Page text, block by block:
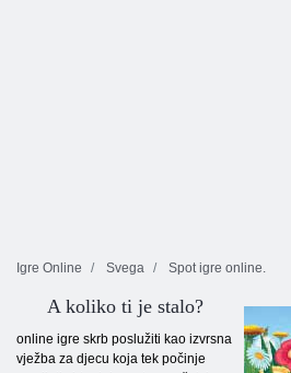
Igre Online Svega Spot igre online.
A koliko ti je stalo?
online igre skrb poslužiti kao izvrsna
vježba za djecu koja tek počinje